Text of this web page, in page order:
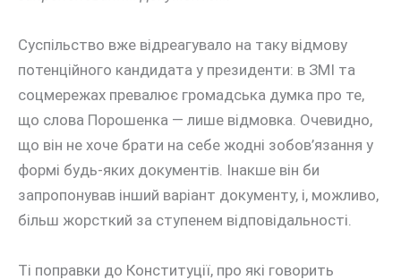
Суспільство вже відреагувало на таку відмову
потенційного кандидата у президенти: в ЗМІ та
соцмережах превалює громадська думка про те,
що слова Порошенка — лише відмовка. Очевидно,
що він не хоче брати на себе жодні зобов’язання у
формі будь-яких документів. Інакше він би
запропонував інший варіант документу, і, можливо,
більш жорсткий за ступенем відповідальності.
Ті поправки до Конституції, про які говорить